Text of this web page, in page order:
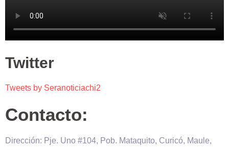
Twitter
Tweets by Seranoticiachi2
Contacto:
Dirección: Pje. Uno #104, Pob. Mataquito, Curicó, Maule,